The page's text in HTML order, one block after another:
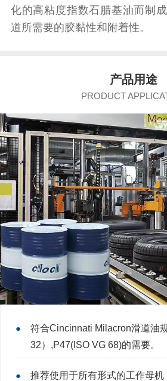
化的高粘度指数石腊基油而制
道所需要的胶黏性和附着性。
产品用途
PRODUCT
●
符合Cincinnati Milacron滑道油
32）,P47(ISO VG 68)的需要。
●
推荐使用于所有形式的工作母机